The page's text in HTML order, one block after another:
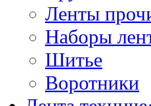
Ленты
Наборы
Шитье
Воротники